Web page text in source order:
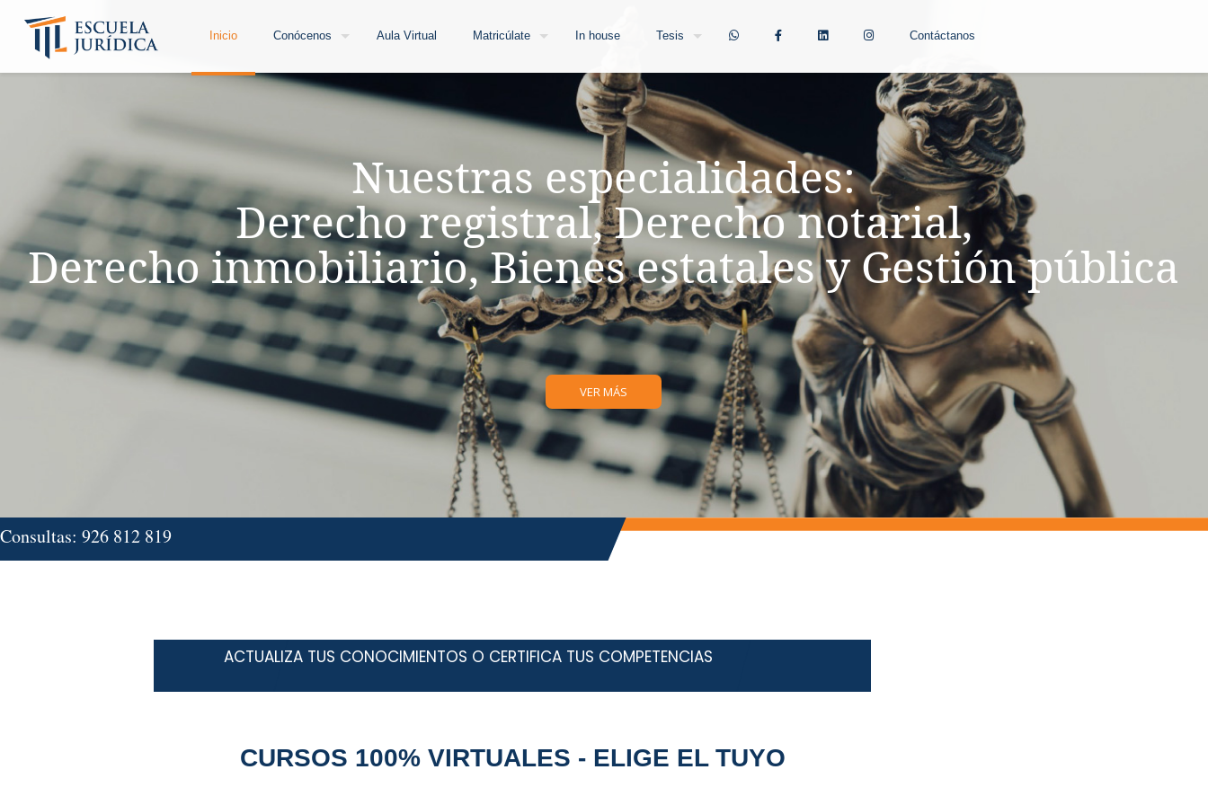
Inicio Conócenos Aula Virtual Matricúlate In house Tesis Contáctanos
Nuestras especialidades:
Derecho registral, Derecho notarial,
Derecho inmobiliario, Bienes estatales y Gestión pública
VER MÁS
Consultas: 926 812 819
ACTUALIZA TUS CONOCIMIENTOS O CERTIFICA TUS COMPETENCIAS
CURSOS 100% VIRTUALES - ELIGE EL TUYO